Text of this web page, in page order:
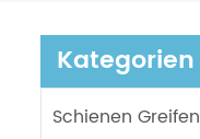
Kategorien
Schienen Greifen